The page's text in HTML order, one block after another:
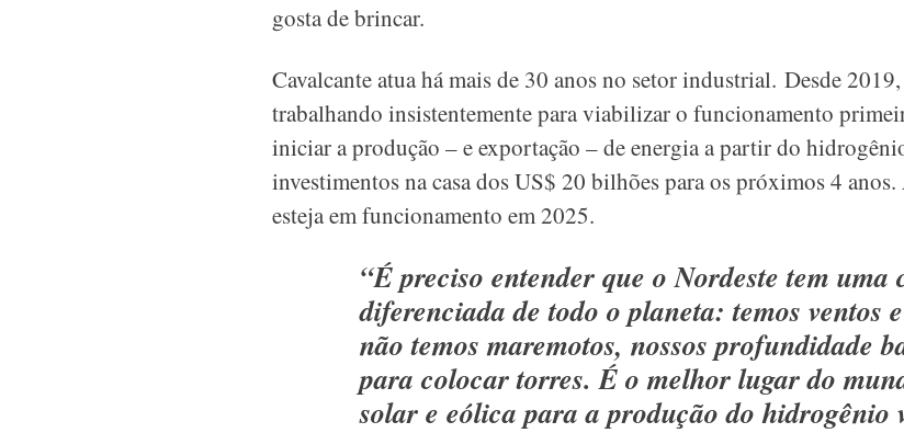
gosta de brincar.
Cavalcante atua há mais de 30 anos no setor industrial. Desde
trabalhando insistentemente para viabilizar o funcionamento
iniciar a produção – e exportação – de energia a partir do
investimentos na casa dos US$ 20 bilhões para os próximos 4
esteja em funcionamento em 2025.
“É preciso entender que o Nordeste tem uma
diferenciada de todo o planeta: temos ventos
não temos maremotos, nossos profundidade
para colocar torres. É o melhor lugar do
solar e eólica para a produção do hidrogênio